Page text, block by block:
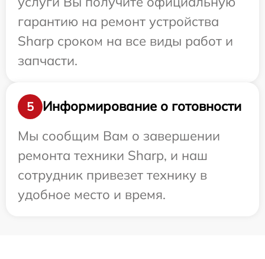
гарантию на ремонт устройства
Sharp сроком на все виды работ и
запчасти.
5
Информирование о готовности
Мы сообщим Вам о завершении
ремонта техники Sharp, и наш
сотрудник привезет технику в
удобное место и время.